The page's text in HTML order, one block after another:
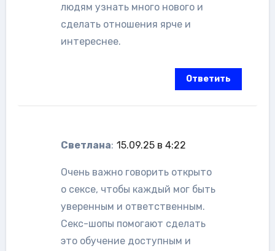
людям узнать много нового и
сделать отношения ярче и
интереснее.
Ответить
Светлана: 15.09.25 в 4:22
Очень важно говорить открыто
о сексе, чтобы каждый мог быть
уверенным и ответственным.
Секс-шопы помогают сделать
это обучение доступным и